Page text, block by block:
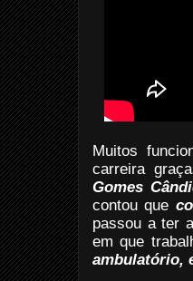
Muitos
carreira
Gomes
contou que
passou a ter
em que
ambulatório,